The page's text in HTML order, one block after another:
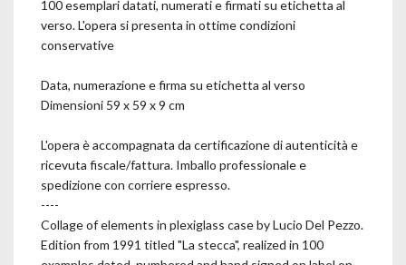
100 esemplari datati, numerati e firmati su etichetta al
verso. L'opera si presenta in ottime condizioni
conservative
Data, numerazione e firma su etichetta al verso
Dimensioni 59 x 59 x 9 cm
L'opera è accompagnata da certificazione di autenticità e
ricevuta fiscale/fattura. Imballo professionale e
spedizione con corriere espresso.
----
Collage of elements in plexiglass case by Lucio Del Pezzo.
Edition from 1991 titled "La stecca", realized in 100